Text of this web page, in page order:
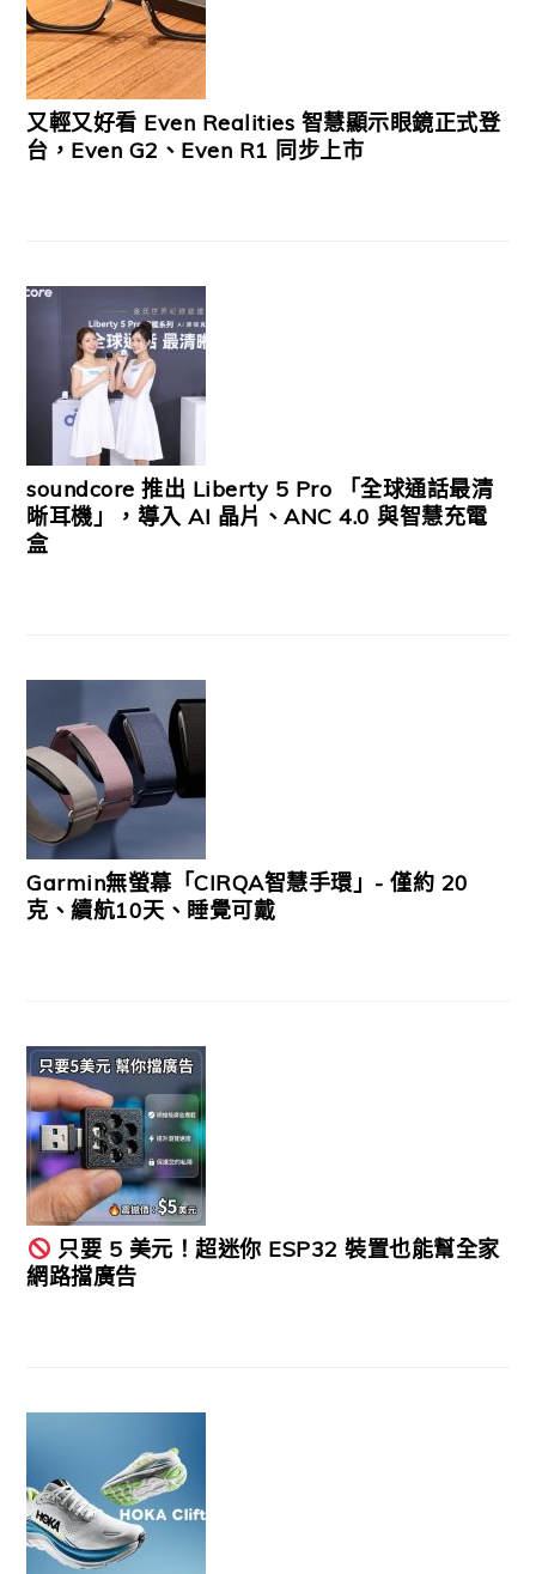
又輕又好看 Even Realities 智慧顯示眼鏡正式登
台，Even G2、Even R1 同步上市
soundcore 推出 Liberty 5 Pro 「全球通話最清
晰耳機」，導入 AI 晶片、ANC 4.0 與智慧充電
盒
Garmin無螢幕「CIRQA智慧手環」- 僅約 20
克、續航10天、睡覺可戴
只要 5 美元！超迷你 ESP32 裝置也能幫全家
網路擋廣告